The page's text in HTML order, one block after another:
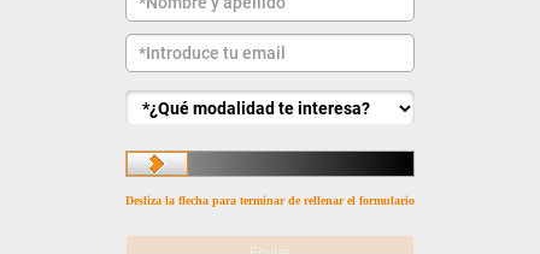
Desliza la flecha para terminar de rellenar el formulario